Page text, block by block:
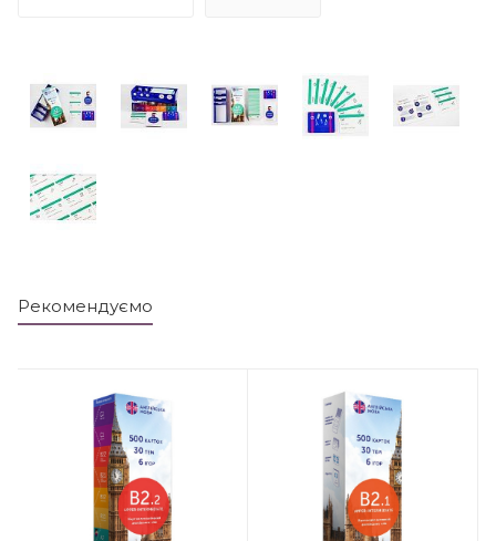
Рекомендуємо